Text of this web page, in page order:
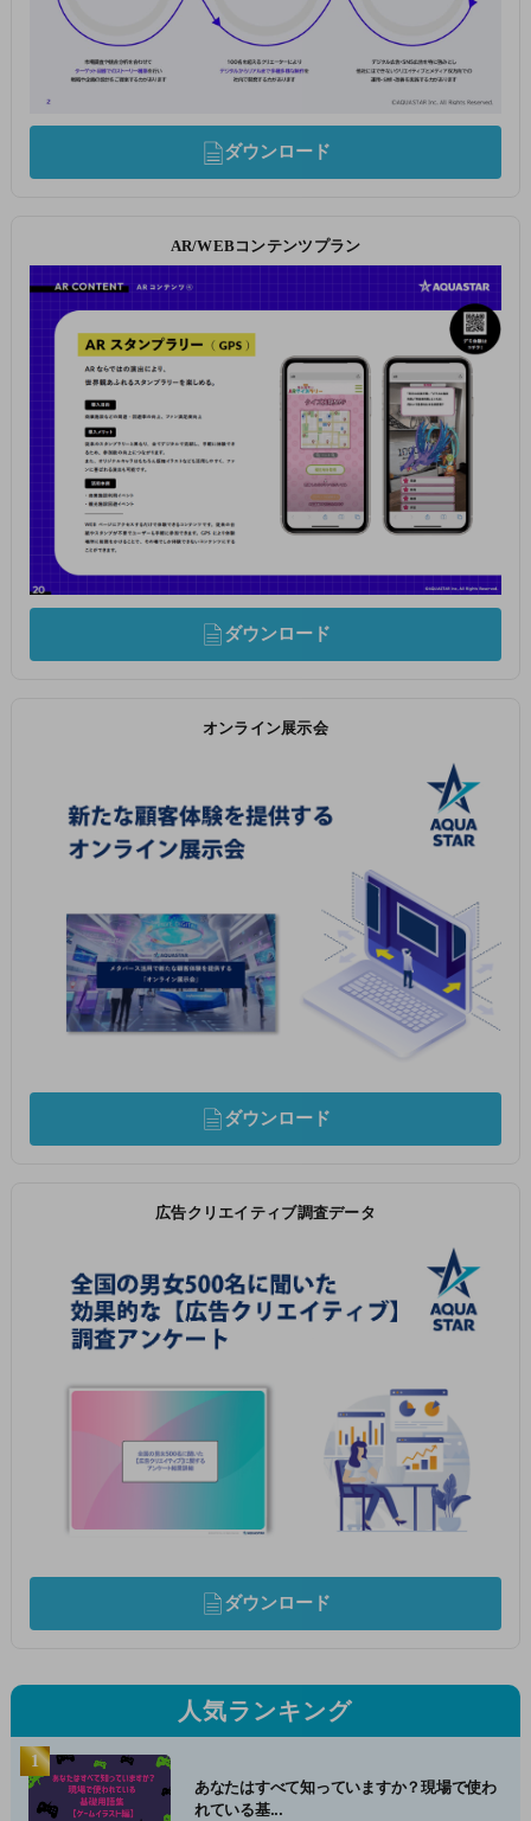
ダウンロード
AR/WEBコンテンツプラン
ダウンロード
オンライン展示会
ダウンロード
広告クリエイティブ調査データ
ダウンロード
人気ランキング
あなたはすべて知っていますか？現場で使わ
れている基...